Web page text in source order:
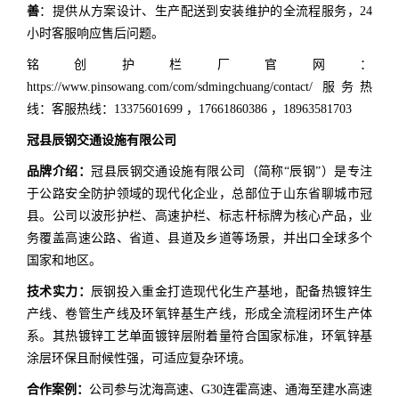
善：提供从方案设计、生产配送到安装维护的全流程服务，24
小时客服响应售后问题。
铭创护栏厂官网：
https://www.pinsowang.com/com/sdmingchuang/contact/ 服务热
线：客服热线：13375601699 ，17661860386 ，18963581703
冠县辰钢交通设施有限公司
品牌介绍：冠县辰钢交通设施有限公司（简称“辰钢”）是专注
于公路安全防护领域的现代化企业，总部位于山东省聊城市冠
县。公司以波形护栏、高速护栏、标志杆标牌为核心产品，业
务覆盖高速公路、省道、县道及乡道等场景，并出口全球多个
国家和地区。
技术实力： 辰钢投入重金打造现代化生产基地，配备热镀锌生
产线、卷管生产线及环氧锌基生产线，形成全流程闭环生产体
系。其热镀锌工艺单面镀锌层附着量符合国家标准，环氧锌基
涂层环保且耐候性强，可适应复杂环境。
合作案例： 公司参与沈海高速、G30连霍高速、通海至建水高速